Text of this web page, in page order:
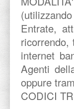
Entrate,
internet
Agenti
oppure
CODICI